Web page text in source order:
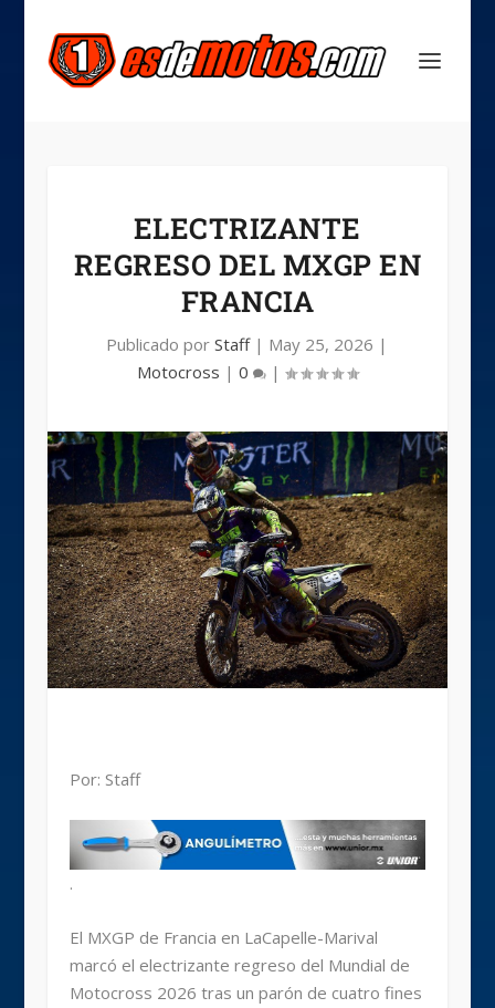
ELECTRIZANTE
REGRESO DEL MXGP EN
FRANCIA
Publicado porStaff| May 25, 2026 |
Motocross | 0 |
Por: Staff
.
El MXGP de Francia en LaCapelle-Marival
marcó el electrizante regreso del Mundial de
Motocross 2026 tras un parón de cuatro fines